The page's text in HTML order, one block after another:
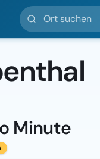
Ort suchen
Minute